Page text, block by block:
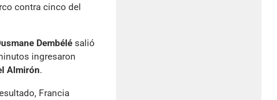
contra cinco del
Dembélé salió
ingresaron
Almirón.
Francia